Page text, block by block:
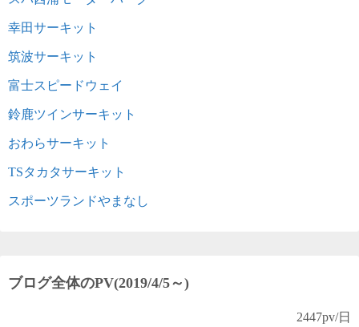
幸田サーキット
筑波サーキット
富士スピードウェイ
鈴鹿ツインサーキット
おわらサーキット
TSタカタサーキット
スポーツランドやまなし
ブログ全体のPV(2019/4/5～)
2447pv/日